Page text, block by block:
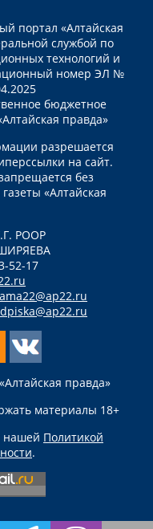
портал «Алтайская
службой по
технологий и
номер ЭЛ №
бюджетное
правда»
разрешается
на сайт.
без
«Алтайская
РООР
52-17
правда»
материалы 18+
нашей Политикой
.